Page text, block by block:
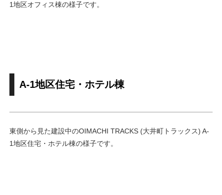
1地区オフィス棟の様子です。
A-1地区住宅・ホテル棟
東側から見た建設中のOIMACHI TRACKS (大井町トラックス) A-
1地区住宅・ホテル棟の様子です。